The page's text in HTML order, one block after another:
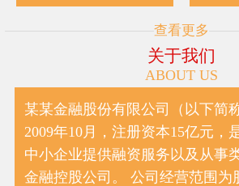
查看更多
关于我们
ABOUT US
某某金融股份有限公司（以下简
2009年10月，注册资本15亿元，
中小企业提供融资服务以及从事
金融控股公司。 公司经营范围为